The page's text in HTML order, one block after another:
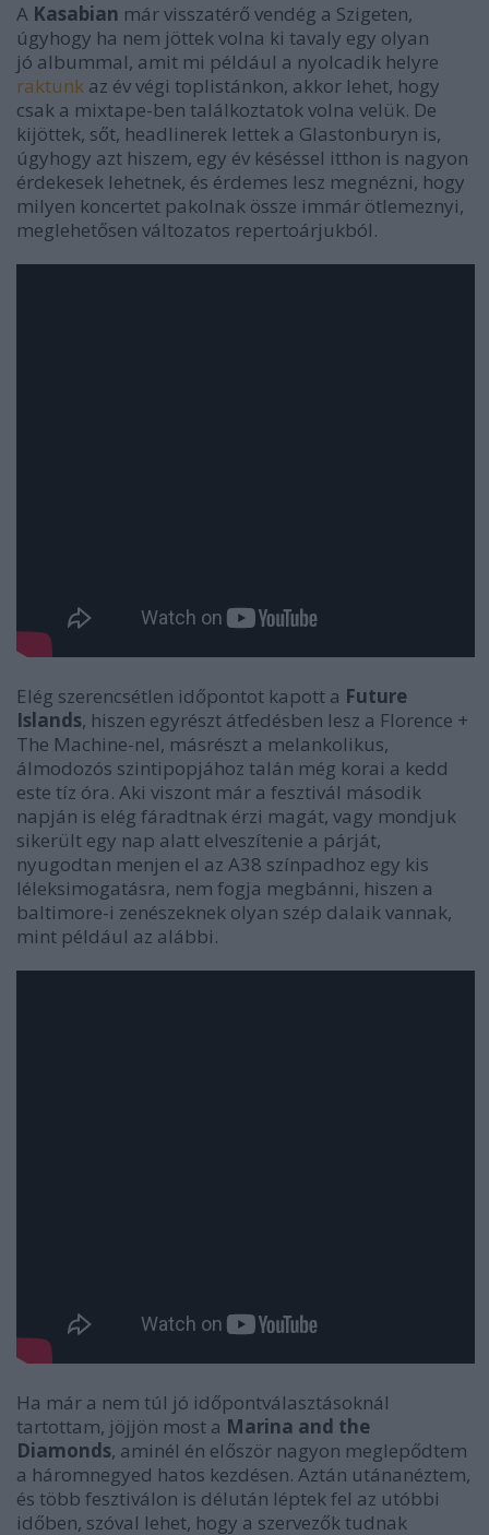
A Kasabian már visszatérő vendég a Szigeten,
úgyhogy ha nem jöttek volna ki tavaly egy olyan
jó albummal, amit mi például a nyolcadik helyre
raktunk az év végi toplistánkon, akkor lehet, hogy
csak a mixtape-ben találkoztatok volna velük. De
kijöttek, sőt, headlinerek lettek a Glastonburyn is,
úgyhogy azt hiszem, egy év késéssel itthon is nagyon
érdekesek lehetnek, és érdemes lesz megnézni, hogy
milyen koncertet pakolnak össze immár ötlemeznyi,
meglehetősen változatos repertoárjukból.
Elég szerencsétlen időpontot kapott a Future
Islands, hiszen egyrészt átfedésben lesz a Florence +
The Machine-nel, másrészt a melankolikus,
álmodozós szintipopjához talán még korai a kedd
este tíz óra. Aki viszont már a fesztivál második
napján is elég fáradtnak érzi magát, vagy mondjuk
sikerült egy nap alatt elveszítenie a párját,
nyugodtan menjen el az A38 színpadhoz egy kis
léleksimogatásra, nem fogja megbánni, hiszen a
baltimore-i zenészeknek olyan szép dalaik vannak,
mint például az alábbi.
Ha már a nem túl jó időpontválasztásoknál
tartottam, jöjjön most a Marina and the
Diamonds, aminél én először nagyon meglepődtem
a háromnegyed hatos kezdésen. Aztán utánanéztem,
és több fesztiválon is délután léptek fel az utóbbi
időben, szóval lehet, hogy a szervezők tudnak